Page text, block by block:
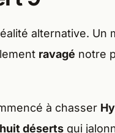
alternative. Un
ravagé notre
à chasser
huit déserts qui